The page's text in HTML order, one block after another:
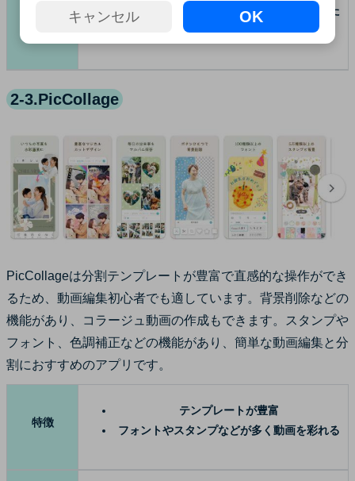
映える文字配置や合成で特殊な動画を作りた
い方
2-3.PicCollage
PicCollageは分割テンプレートが豊富で直感的な操作ができ
るため、動画編集初心者でも適しています。背景削除などの
機能があり、コラージュ動画の作成もできます。スタンプや
フォント、色調補正などの機能があり、簡単な動画編集と分
割におすすめのアプリです。
特徴
テンプレートが豊富
フォントやスタンプなどが多く動画を彩れる
キャンセル OK